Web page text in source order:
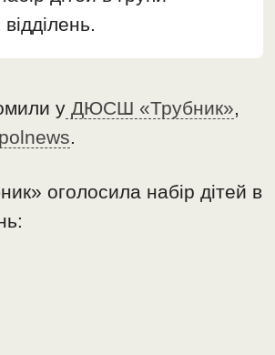
у ДЮСШ «Трубник»,
.
оголосила набір дітей в